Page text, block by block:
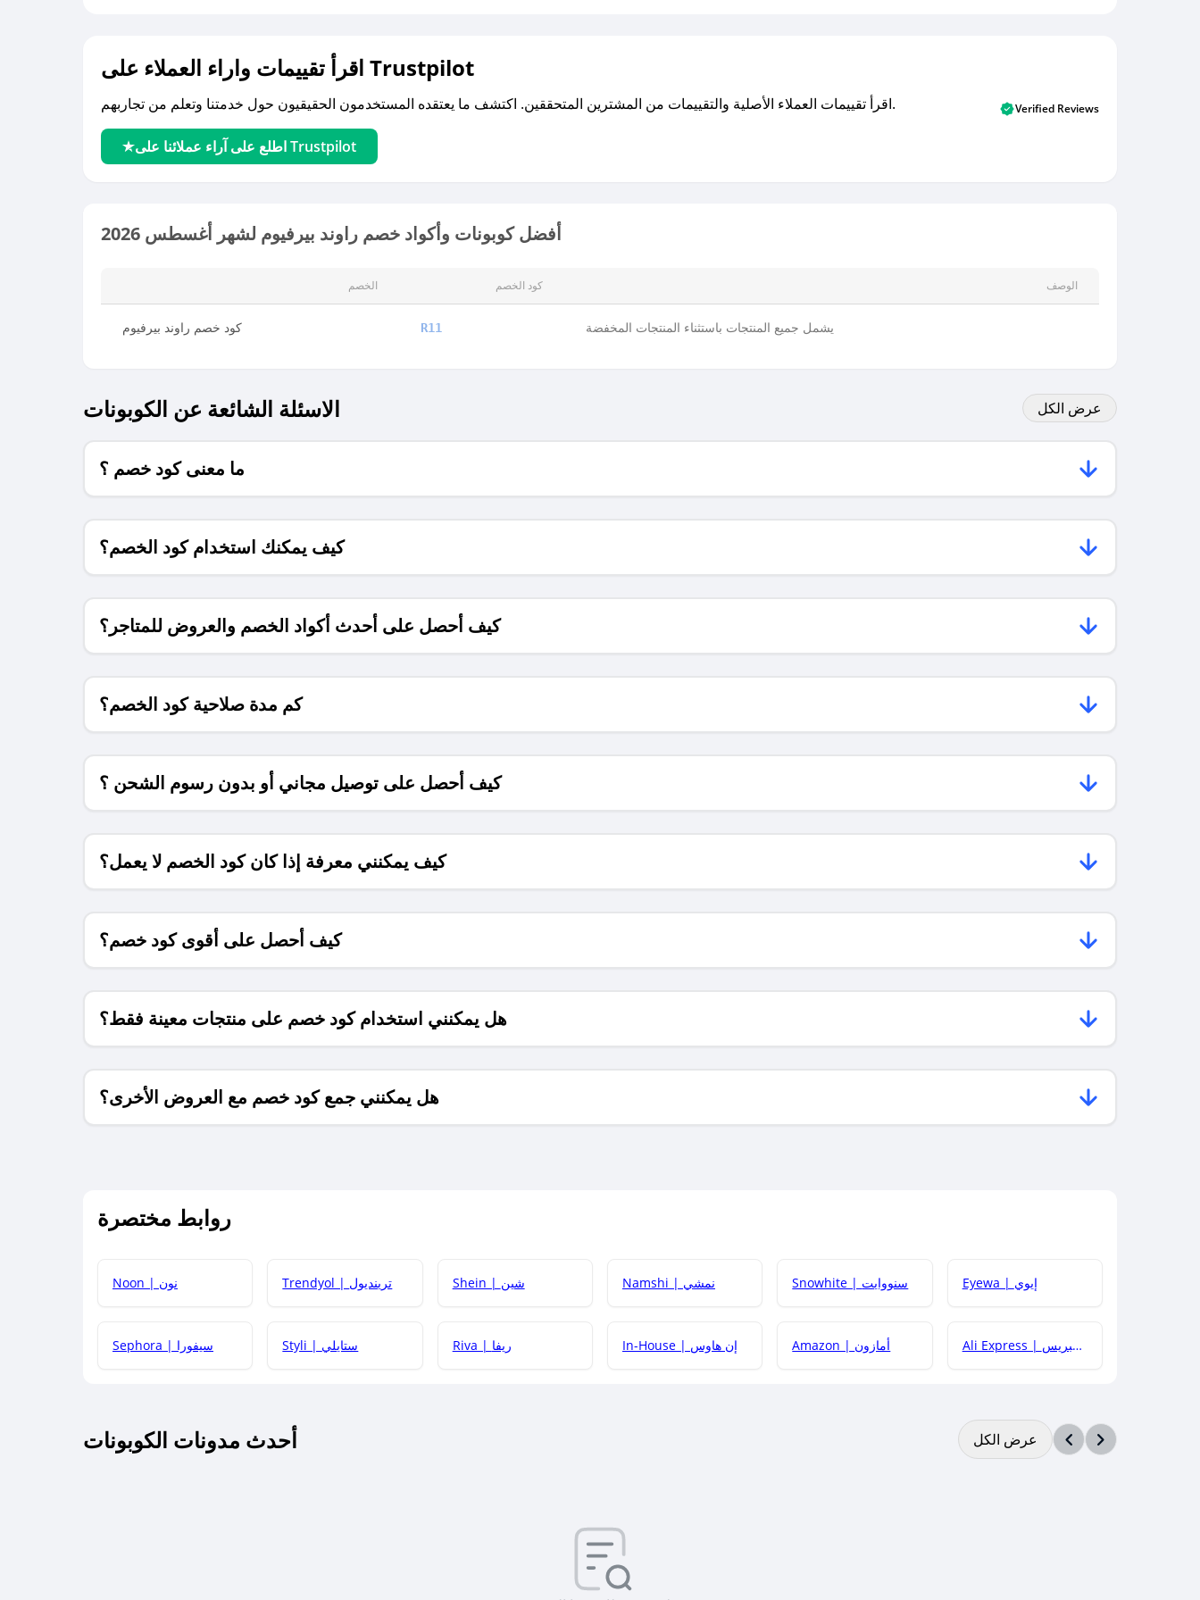
اقرأ تقييمات واراء العملاء على Trustpilot
اقرأ تقييمات العملاء الأصلية والتقييمات من المشترين المتحققين. اكتشف ما يعتقده المستخدمون الحقيقيون حول خدمتنا وتعلم من تجاربهم.
اطلع على آراء عملائنا على Trustpilot
Verified Reviews
أفضل كوبونات وأكواد خصم راوند بيرفيوم لشهر أغسطس 2026
الخصم كود الخصم الوصف
كود خصم راوند بيرفيوم R11 يشمل جميع المنتجات باستثناء المنتجات المخفضة
الاسئلة الشائعة عن الكوبونات عرض الكل
ما معنى كود خصم ؟
كيف يمكنك استخدام كود الخصم؟
كيف أحصل على أحدث أكواد الخصم والعروض للمتاجر؟
كم مدة صلاحية كود الخصم؟
كيف أحصل على توصيل مجاني أو بدون رسوم الشحن ؟
كيف يمكنني معرفة إذا كان كود الخصم لا يعمل؟
كيف أحصل على أقوى كود خصم؟
هل يمكنني استخدام كود خصم على منتجات معينة فقط؟
هل يمكنني جمع كود خصم مع العروض الأخرى؟
روابط مختصرة
Noon | نون Trendyol | ترينديول Shein | شين Namshi | نمشي Snowhite | سنووايت Eyewa | إيوي
Sephora | سيفورا Styli | ستايلي Riva | ريفا In-House | إن هاوس Amazon | أمازون Ali Express | علي إكسبريس
أحدث مدونات الكوبونات عرض الكل